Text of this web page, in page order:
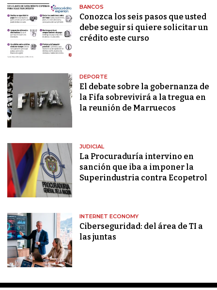
BANCOS
Conozca los seis pasos que usted
debe seguir si quiere solicitar un
crédito este curso
DEPORTE
El debate sobre la gobernanza de
la Fifa sobrevivirá a la tregua en
la reunión de Marruecos
JUDICIAL
La Procuraduría intervino en
sanción que iba a imponer la
Superindustria contra Ecopetrol
INTERNET ECONOMY
Ciberseguridad: del área de TI a
las juntas